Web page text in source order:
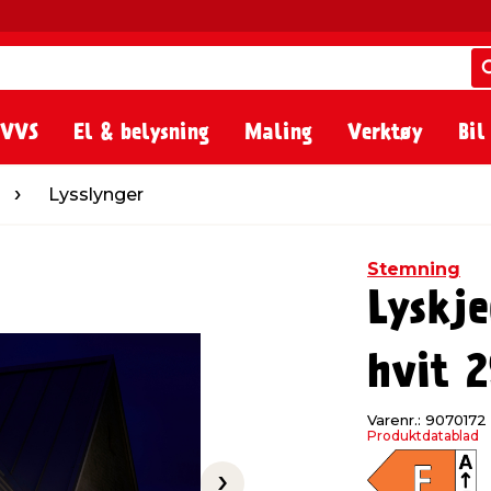
El & belysning Maling Verktøy
Lysslynger
Stemning
hvit
Varenr.: 9070172
Produktdatablad